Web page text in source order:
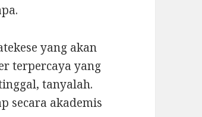
yang akan
terpercaya yang
tanyalah.
secara akademis